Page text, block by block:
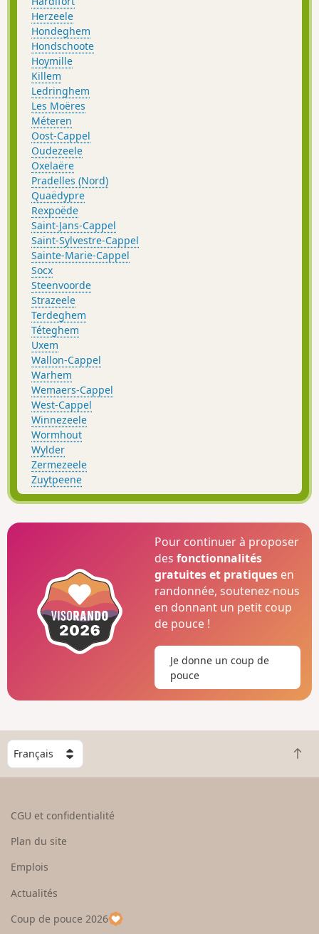
Herzeele
Hondeghem
Hondschoote
Hoymille
Killem
Ledringhem
Les Moëres
Méteren
Oost-Cappel
Oudezeele
Oxelaëre
Pradelles (Nord)
Quaëdypre
Rexpoëde
Saint-Jans-Cappel
Saint-Sylvestre-Cappel
Sainte-Marie-Cappel
Socx
Steenvoorde
Strazeele
Terdeghem
Téteghem
Uxem
Wallon-Cappel
Warhem
Wemaers-Cappel
West-Cappel
Winnezeele
Wormhout
Wylder
Zermezeele
Zuytpeene
Pour continuer à proposer
desfonctionnalités
gratuites et pratiques en
randonnée, soutenez-nous
en donnant un petit coup
de pouce !
Je donne un coup de
pouce
C
h
o
e
u
p
R
e
CGU et confidentialité
Plan du site
Emplois
Actualités
Coup de pouce 2026